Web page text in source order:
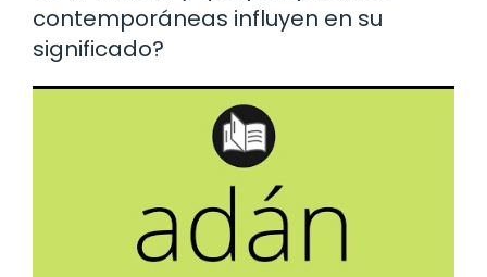
contemporáneas influyen en su
significado?